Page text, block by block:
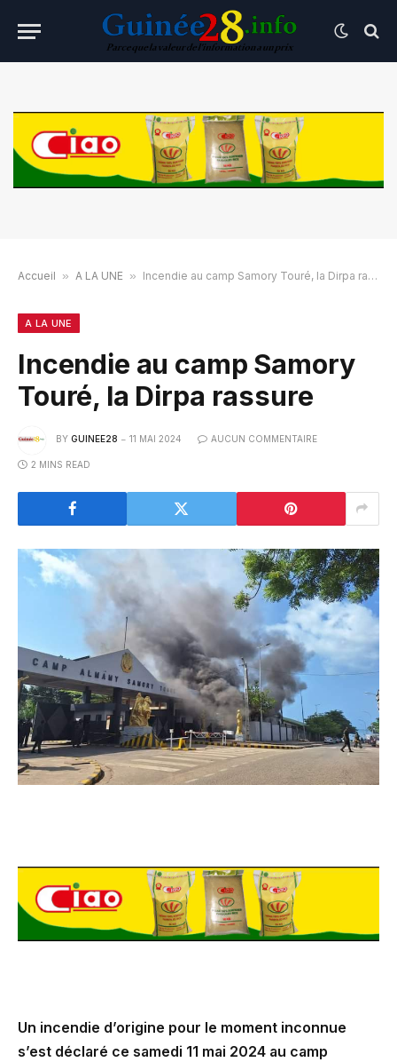
Accueil » A LA UNE » Incendie au camp Samory Touré, la Dirpa rassure
A LA UNE
Incendie au camp Samory
Touré, la Dirpa rassure
BY GUINEE28 11 MAI 2024 AUCUN COMMENTAIRE
2 MINS READ
Un incendie d’origine pour le moment inconnue
s’est déclaré ce samedi 11 mai 2024 au camp